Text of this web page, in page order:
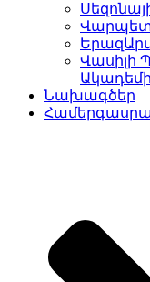
Վասիլի
Նախագծեր